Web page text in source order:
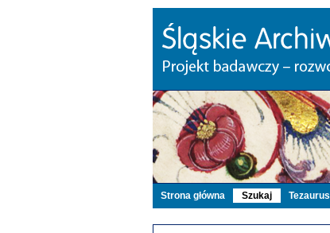
Strona główna Szukaj Tezaurus